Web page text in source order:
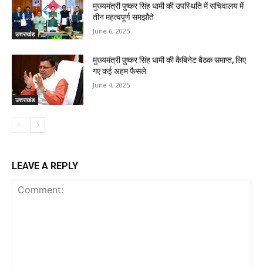
उत्तराखंड
मुख्यमंत्री पुष्कर सिंह धामी की उपस्थिति में सचिवालय में
तीन महत्वपूर्ण समझौते
June 6, 2025
उत्तराखंड
मुख्यमंत्री पुष्कर सिंह धामी की कैबिनेट बैठक समाप्त, लिए
गए कई अहम फैसले
June 4, 2025
LEAVE A REPLY